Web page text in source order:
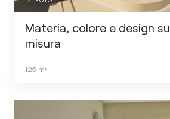
Materia, colore e design su
misura
125 m²